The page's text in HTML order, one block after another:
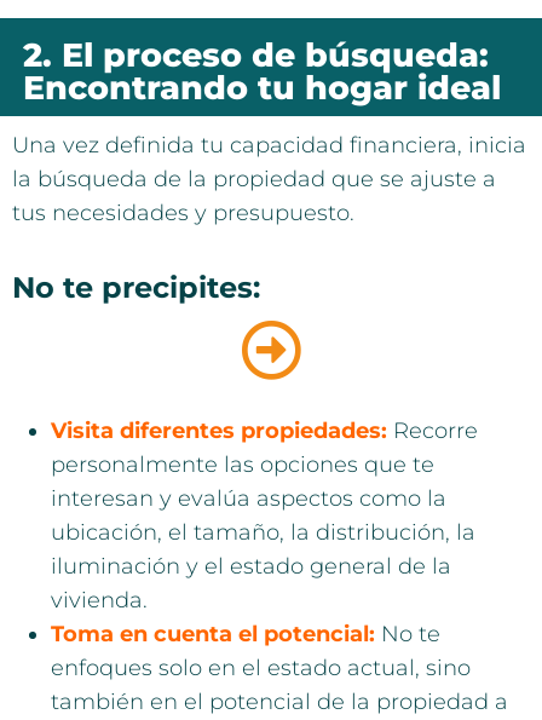
2. El proceso de búsqueda:
Encontrando tu hogar ideal
Una vez definida tu capacidad financiera, inicia
la búsqueda de la propiedad que se ajuste a
tus necesidades y presupuesto.
No te precipites:
Visita diferentes propiedades: Recorre
personalmente las opciones que te
interesan y evalúa aspectos como la
ubicación, el tamaño, la distribución, la
iluminación y el estado general de la
vivienda.
Toma en cuenta el potencial: No te
enfoques solo en el estado actual, sino
también en el potencial de la propiedad a